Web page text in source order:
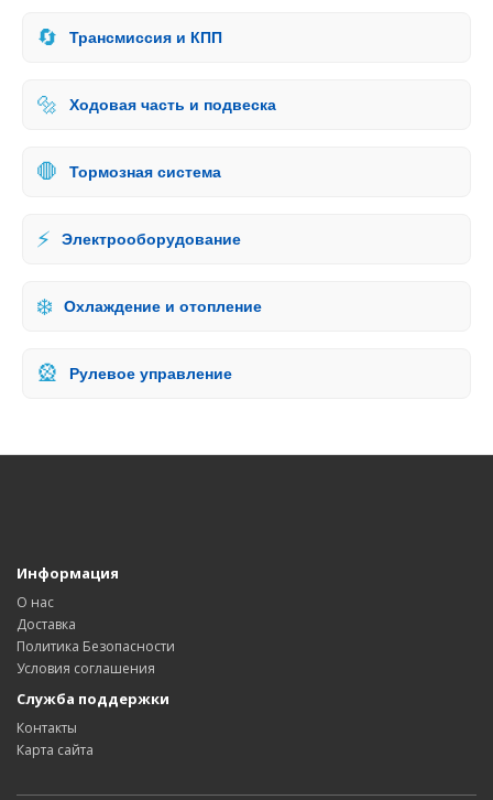
🔄 Трансмиссия и КПП
🔩 Ходовая часть и подвеска
🛑 Тормозная система
⚡ Электрооборудование
❄️ Охлаждение и отопление
🎡 Рулевое управление
Информация
О нас
Доставка
Политика Безопасности
Условия соглашения
Служба поддержки
Контакты
Карта сайта